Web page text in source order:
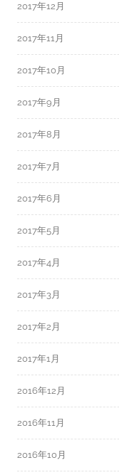
2017年12月
2017年11月
2017年10月
2017年9月
2017年8月
2017年7月
2017年6月
2017年5月
2017年4月
2017年3月
2017年2月
2017年1月
2016年12月
2016年11月
2016年10月